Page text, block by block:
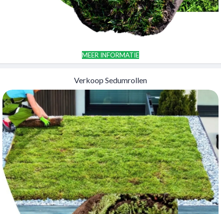
MEER INFORMATIE
Verkoop Sedumrollen